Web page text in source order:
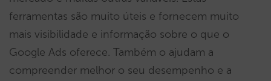
ferramentas são muito úteis e fornecem muito
mais visibilidade e informação sobre o que o
Google Ads oferece. Também o ajudam a
compreender melhor o seu desempenho e a